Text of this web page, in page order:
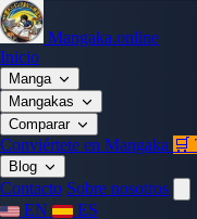
Mangaka.online
Inicio
Manga
Mangakas
Comparar
Conviértete en Mangaka 🛒
Blog
Contacto Sobre nosotros
EN
ES